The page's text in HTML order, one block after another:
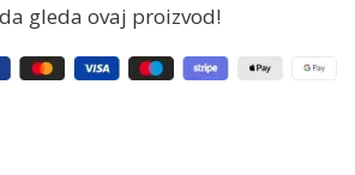
gleda ovaj proizvod!